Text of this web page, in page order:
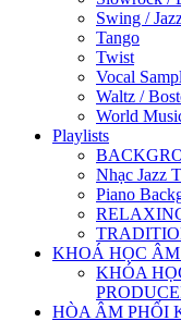
Swing /
Tango
Twist
Vocal
Waltz /
World
Playlists
Nhạc Jazz
Piano
KHOÁ HỌC
KHÓA
HÒA ÂM PHỐI